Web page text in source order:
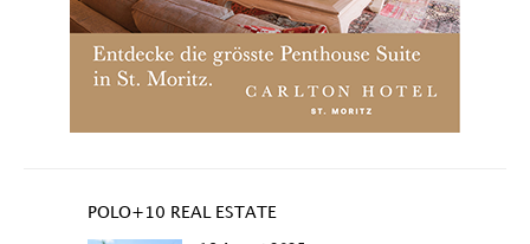
POLO+10 REAL ESTATE